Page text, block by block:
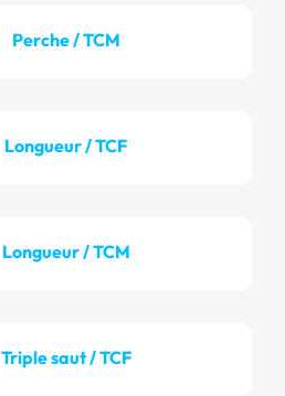
Perche / TCM
Longueur / TCF
Longueur / TCM
Triple saut / TCF